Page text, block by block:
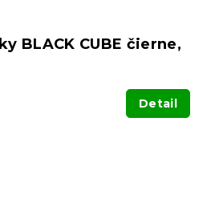
BLACK CUBE čierne,
Detail